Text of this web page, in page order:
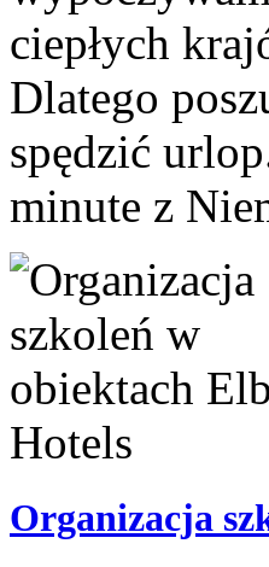
ciepłych
Dlatego
spędzić
minute z
Organizacja